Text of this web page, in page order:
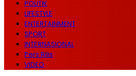
POLITIK
LIFESTYLE
ENTERTAINMENT
SPORT
INTERNASIONAL
Pers Rilis
VIDEO